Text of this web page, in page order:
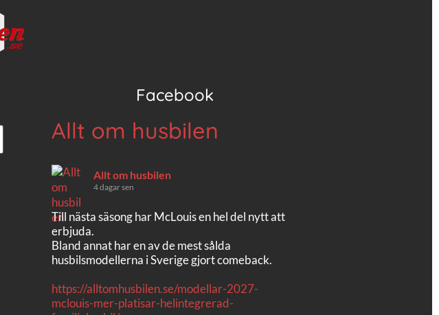
Facebook
Allt om husbilen
Allt om husbilen
4 dagar sen
Till nästa säsong har McLouis en hel del nytt att
erbjuda.
Bland annat har en av de mest sålda
husbilsmodellerna i Sverige gjort comeback.
https://alltomhusbilen.se/modellar-2027-
mclouis-mer-platisar-helintegrerad-